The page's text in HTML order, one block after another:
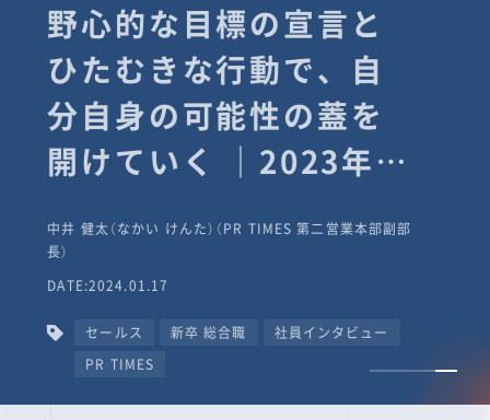
野心的な目標の宣言と
ひたむきな行動で、自
分自身の可能性の蓋を
開けていく ｜2023年度
タビュー #PR
TIMESな人たち
中井 健太（なかい けんた）（PR TIMES 第二営業本部副部
長）
DATE:2024.01.17
セールス 新卒 総合職
社員インタビュー
PR TIMES